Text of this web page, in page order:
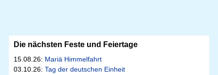
Die nächsten Feste und Feiertage
15.08.26: Mariä Himmelfahrt
03.10.26: Tag der deutschen Einheit